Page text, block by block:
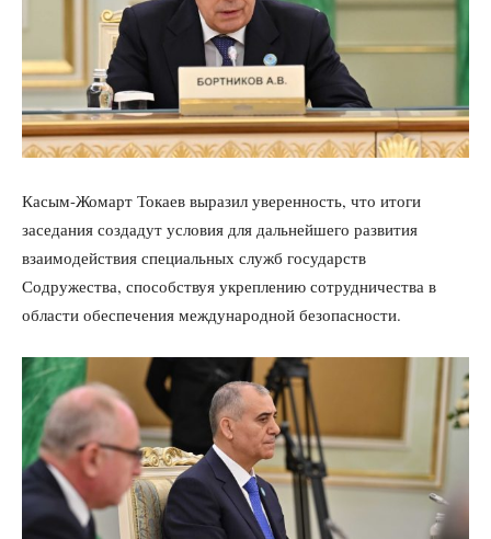
Касым-Жомарт Токаев выразил уверенность, что итоги
заседания создадут условия для дальнейшего развития
взаимодействия специальных служб государств
Содружества, способствуя укреплению сотрудничества в
области обеспечения международной безопасности.